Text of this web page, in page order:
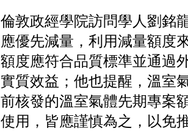
倫敦政經學院訪問學人劉銘
應優先減量，利用減量額度
額度應符合品質標準並通過
實質效益；他也提醒，溫室
前核發的溫室氣體先期專案
使用，皆應謹慎為之，以免